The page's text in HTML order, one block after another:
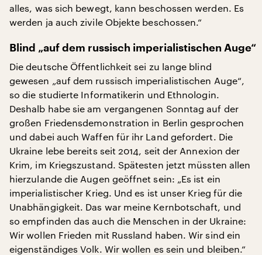
alles, was sich bewegt, kann beschossen werden. Es
werden ja auch zivile Objekte beschossen.“
Blind „auf dem russisch imperialistischen Auge“
Die deutsche Öffentlichkeit sei zu lange blind
gewesen „auf dem russisch imperialistischen Auge“,
so die studierte Informatikerin und Ethnologin.
Deshalb habe sie am vergangenen Sonntag auf der
großen Friedensdemonstration in Berlin gesprochen
und dabei auch Waffen für ihr Land gefordert. Die
Ukraine lebe bereits seit 2014, seit der Annexion der
Krim, im Kriegszustand. Spätesten jetzt müssten allen
hierzulande die Augen geöffnet sein: „Es ist ein
imperialistischer Krieg. Und es ist unser Krieg für die
Unabhängigkeit. Das war meine Kernbotschaft, und
so empfinden das auch die Menschen in der Ukraine:
Wir wollen Frieden mit Russland haben. Wir sind ein
eigenständiges Volk. Wir wollen es sein und bleiben.“